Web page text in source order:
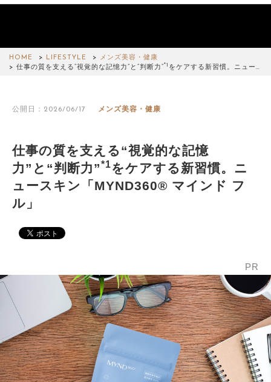
HOME LIFESTYLE
メンズ美容・健康
仕事の質を支える“視覚的な記憶力”と“判断力”*1 をケアする新習慣。ニュー…
公開日：2026/06/17 メンズ美容・健康
仕事の質を支える“視覚的な記憶
力”と“判断力”*1をケアする新習慣。ニ
ュースキン「MYND360® マインド フ
ル」
PR